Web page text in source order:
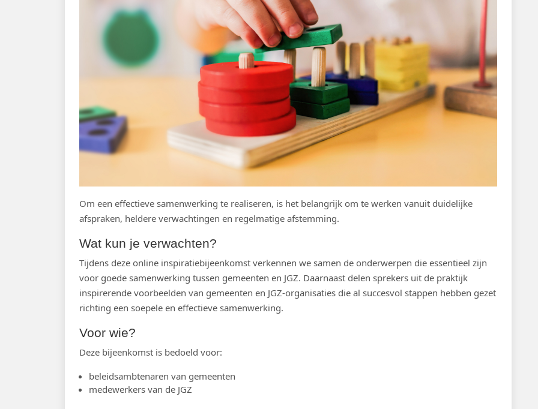
Om een effectieve samenwerking te realiseren, is het belangrijk om te werken vanuit duidelijke
afspraken, heldere verwachtingen en regelmatige afstemming.
Wat kun je verwachten?
Tijdens deze online inspiratiebijeenkomst verkennen we samen de onderwerpen die essentieel zijn
voor goede samenwerking tussen gemeenten en JGZ. Daarnaast delen sprekers uit de praktijk
inspirerende voorbeelden van gemeenten en JGZ-organisaties die al succesvol stappen hebben gezet
richting een soepele en effectieve samenwerking.
Voor wie?
Deze bijeenkomst is bedoeld voor:
beleidsambtenaren van gemeenten
medewerkers van de JGZ